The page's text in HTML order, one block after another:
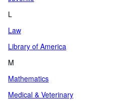
L
Law
Library of America
M
Mathematics
Medical & Veterinary